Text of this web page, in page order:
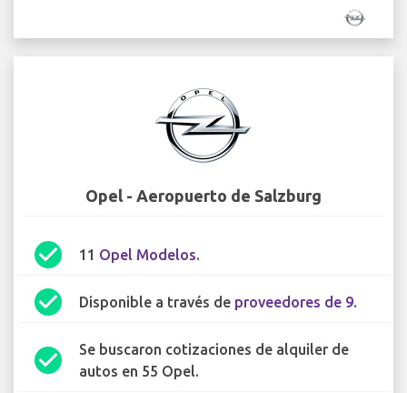
Opel - Aeropuerto de Salzburg
check_circle 11 Opel Modelos.
check_circle Disponible a través de proveedores de 9.
check_circle
Se buscaron cotizaciones de alquiler de
autos en 55 Opel.